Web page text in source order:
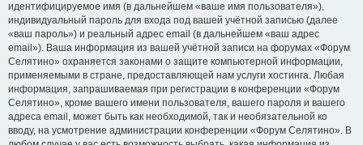
идентифицируемое имя (в дальнейшем «ваше имя пользователя»),
индивидуальный пароль для входа под вашей учётной записью (далее
«ваш пароль») и реальный адрес email (в дальнейшем «ваш адрес
email»). Ваша информация из вашей учётной записи на форумах «Форум
Селятино» охраняется законами о защите компьютерной информации,
применяемыми в стране, предоставляющей нам услуги хостинга. Любая
информация, запрашиваемая при регистрации в конференции «Форум
Селятино», кроме вашего имени пользователя, вашего пароля и вашего
адреса email, может быть как необходимой, так и необязательной ко
вводу, на усмотрение администрации конференции «Форум Селятино». В